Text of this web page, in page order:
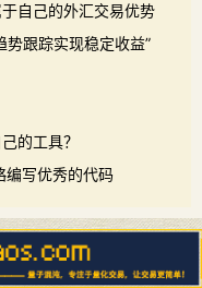
自己的外汇交易优势
势跟踪实现稳定收益”
的工具？
编写优秀的代码